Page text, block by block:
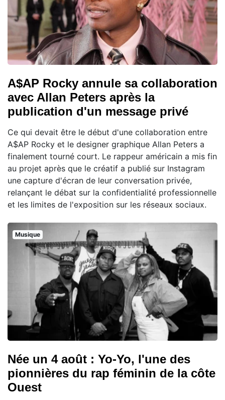
A$AP Rocky annule sa collaboration
avec Allan Peters après la
publication d'un message privé
Ce qui devait être le début d'une collaboration entre
A$AP Rocky et le designer graphique Allan Peters a
finalement tourné court. Le rappeur américain a mis fin
au projet après que le créatif a publié sur Instagram
une capture d'écran de leur conversation privée,
relançant le débat sur la confidentialité professionnelle
et les limites de l'exposition sur les réseaux sociaux.
Musique
Née un 4 août : Yo-Yo, l'une des
pionnières du rap féminin de la côte
Ouest